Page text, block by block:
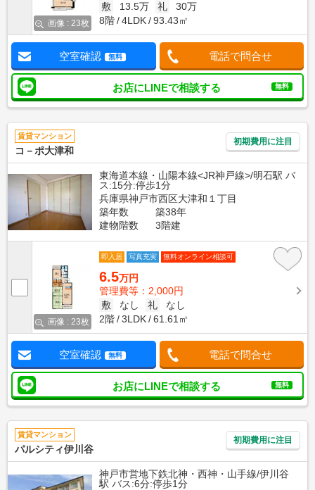
画像 : 23枚
敷
13.5万 礼
30万
8階
4LDK 93.43㎡
空室確認 無料 電話で問合せ
お店にLINEで相談する 無料
賃貸マンション
コ－ポ大津和
初期費用に注目
東海道本線・山陽本線<JR神戸線>/明石駅 バ
ス:15分:停歩1分
兵庫県神戸市西区大津和１丁目
築年数
築38年
建物階数
3階建
画像 : 23枚
即入居 写真充実 無料オンライン相談可
6.5万円
管理費等：2,000円
敷
なし 礼
なし
2階
3LDK 61.61㎡
空室確認 無料 電話で問合せ
お店にLINEで相談する 無料
賃貸マンション
パルシティ伊川谷
初期費用に注目
神戸市営地下鉄北神・西神・山手線/伊川谷
駅 バス:6分:停歩1分